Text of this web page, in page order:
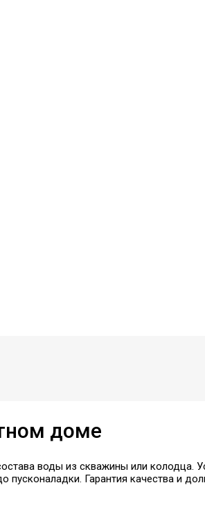
доме
воды из скважины или колодца.
Гарантия качества и